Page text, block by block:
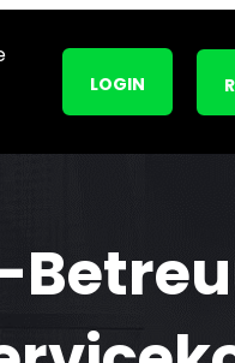
LOGIN